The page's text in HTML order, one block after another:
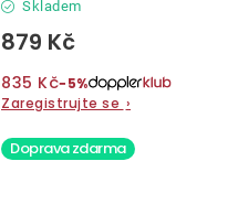
Skladem
879 Kč
835 Kč−5%
Zaregistrujte se ›
Doprava zdarma